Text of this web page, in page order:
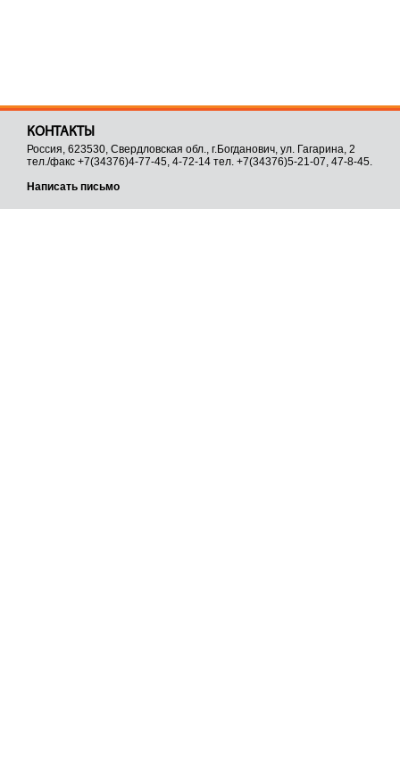
КОНТАКТЫ
Россия, 623530, Свердловская обл., г.Богданович, ул. Гагарина, 2
тел./факс +7(34376)4-77-45, 4-72-14 тел. +7(34376)5-21-07, 47-8-45.
Написать письмо